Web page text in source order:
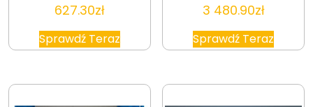
627.30zł
Sprawdź Teraz
3 480.90zł
Sprawdź Teraz